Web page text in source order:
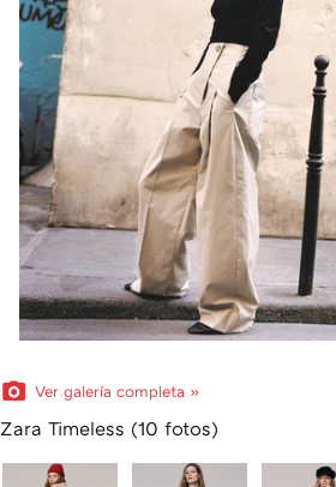
Ver galería completa »
Zara Timeless (10 fotos)